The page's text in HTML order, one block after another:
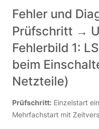
Fehler und
Prüfschritt →
Fehlerbild 1:
beim
Netzteile)
Prüfschritt: Einzelstart
Mehrfachstart mit